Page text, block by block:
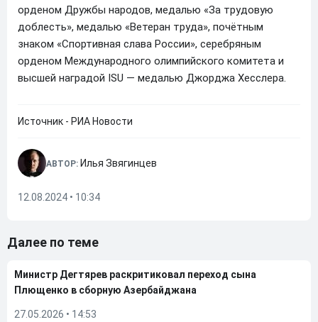
орденом Дружбы народов, медалью «За трудовую
доблесть», медалью «Ветеран труда», почётным
знаком «Спортивная слава России», серебряным
орденом Международного олимпийского комитета и
высшей наградой ISU — медалью Джорджа Хесcлера.
Источник - РИА Новости
АВТОР: Илья Звягинцев
12.08.2024 • 10:34
Далее по теме
Министр Дегтярев раскритиковал переход сына
Плющенко в сборную Азербайджана
27.05.2026 • 14:53